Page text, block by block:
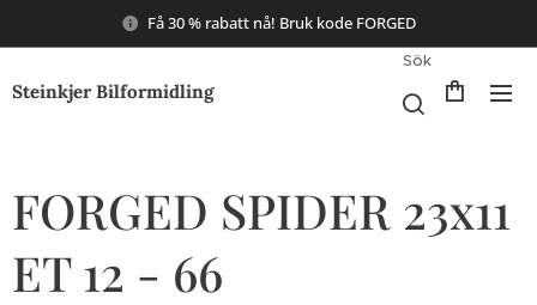
Få 30 % rabatt nå! Bruk kode FORGED
Steinkjer Bilformidling
Sök
FORGED SPIDER 23x11
ET 12 - 66